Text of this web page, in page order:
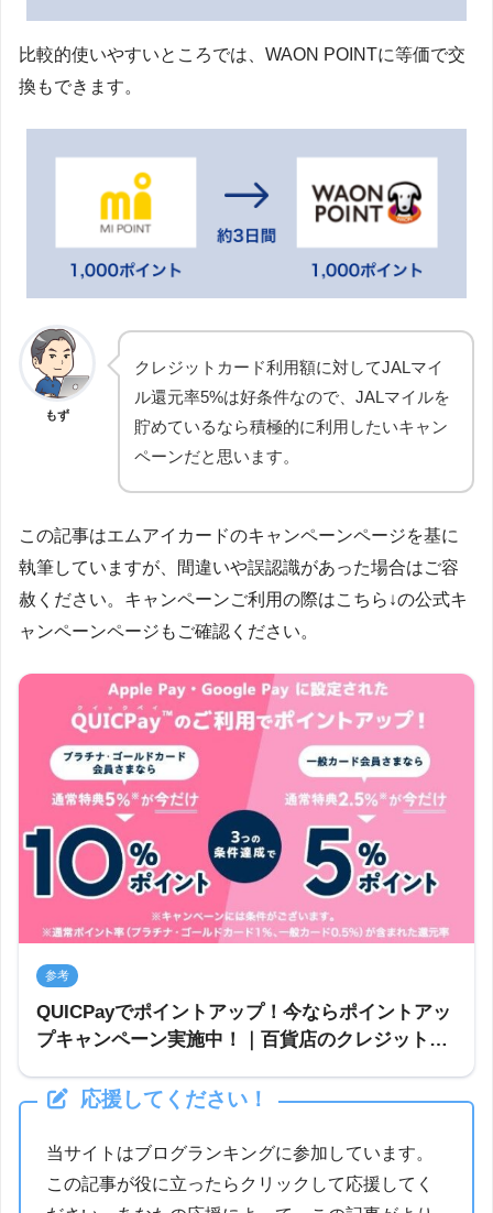
比較的使いやすいところでは、WAON POINTに等価で交
換もできます。
もず
クレジットカード利用額に対してJALマイ
ル還元率5%は好条件なので、JALマイルを
貯めているなら積極的に利用したいキャン
ペーンだと思います。
この記事はエムアイカードのキャンペーンページを基に
執筆していますが、間違いや誤認識があった場合はご容
赦ください。キャンペーンご利用の際はこちら↓の公式キ
ャンペーンページもご確認ください。
参考
QUICPayでポイントアップ！今ならポイントアッ
プキャンペーン実施中！｜百貨店のクレジットカ
応援してください！
当サイトはブログランキングに参加しています。
この記事が役に立ったらクリックして応援してく